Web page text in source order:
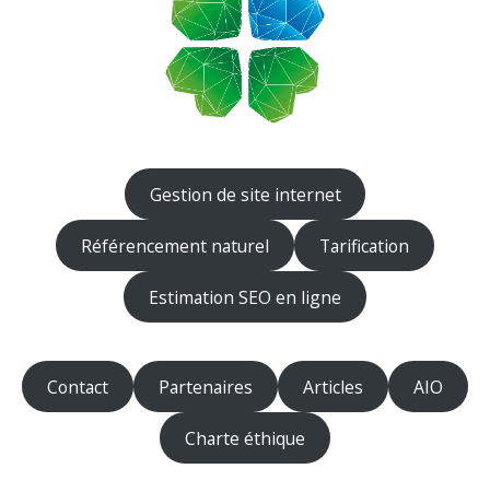
Gestion de site internet
Référencement naturel Tarification
Estimation SEO en ligne
Contact Partenaires Articles AIO
Charte éthique